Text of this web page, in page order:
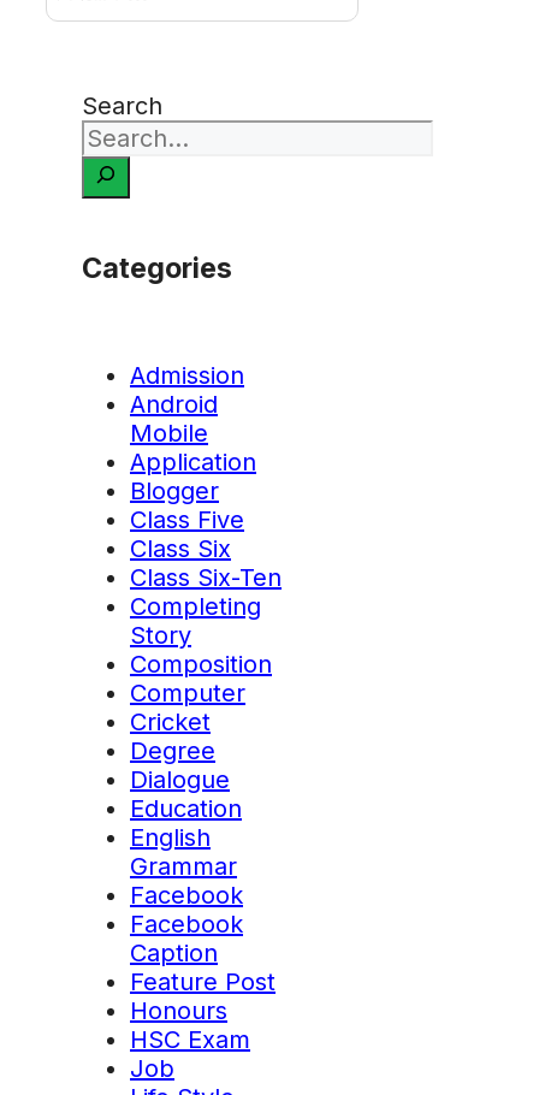
Search
Categories
Admission
Android
Mobile
Application
Blogger
Class Five
Class Six
Class Six-Ten
Completing
Story
Composition
Computer
Cricket
Degree
Dialogue
Education
English
Grammar
Facebook
Facebook
Caption
Feature Post
Honours
HSC Exam
Job